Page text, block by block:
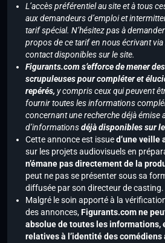
L’accès préférentiel au site et à tous
aux demandeurs d’emploi et
tarif spécial. N’hésitez pas à
propos de ce tarif en nous écrivant
contact disponibles sur le site.
Figurants.com s’efforce de mener
scrupuleuses pour compléter et
repérés, y compris ceux qui peuvent
fournir toutes les informations
concernant une recherche déjà émise
d’informationsdéjà disponibles sur
Cette annonce est issued’une veille
sur les projets audiovisuels en
n’émane pas directement de la
peut ne pas se présenter sous sa
diffusée par son directeur de casting.
Malgré le soin apporté à la
des annonces,Figurants.com ne
absolue de toutes les informations,
relatives à l’identité des comédiens